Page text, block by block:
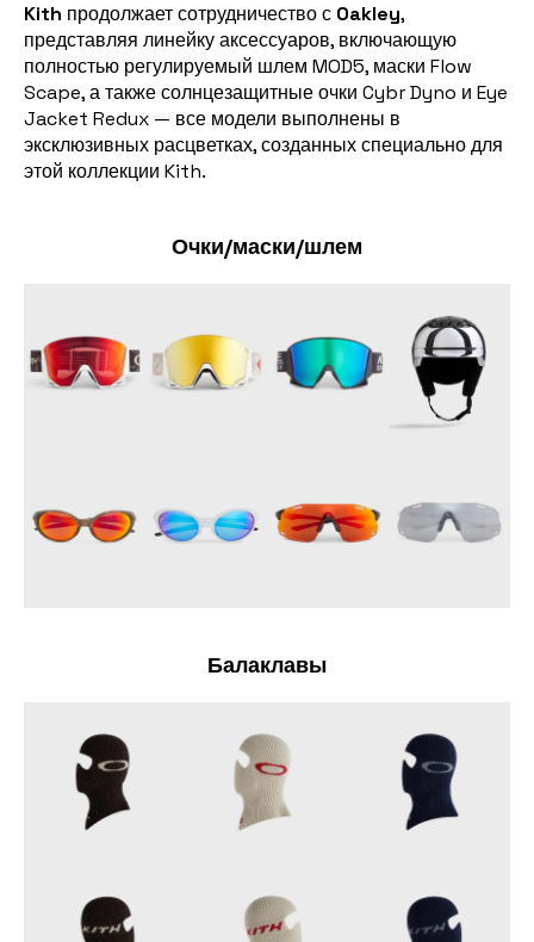
Kith продолжает сотрудничество с Oakley,
представляя линейку аксессуаров, включающую
полностью регулируемый шлем MOD5, маски Flow
Scape, а также солнцезащитные очки Cybr Dyno и Eye
Jacket Redux — все модели выполнены в
эксклюзивных расцветках, созданных специально для
этой коллекции Kith.
Очки/маски/шлем
Балаклавы